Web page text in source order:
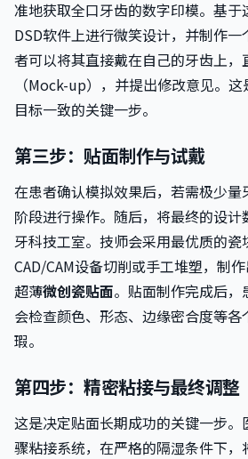
准地获取全口牙齿的数字印模。基于
DSD软件上进行微笑设计，并制作
者可以将其直接戴在自己的牙齿上
（Mock-up），并提出修改意见。
目标一致的关键一步。
第三步：贴面制作与试戴
在患者确认模拟效果后，若需极少
阶段进行操作。随后，将最终的设
牙科技工室。技师会采用最优质的瓷
CAD/CAM设备切削或手工堆塑，制
超薄微创瓷贴面。贴面制作完成后
会检查颜色、形态、边缘密合度等
瑕。
第四步：精密粘接与最终调整
这是决定贴面长期成功的关键一步
骤粘接系统，在严格的隔湿条件下